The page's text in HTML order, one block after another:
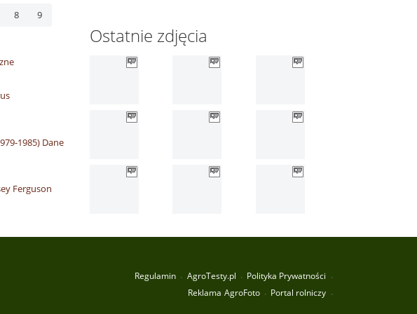
8 9
1985) Dane
Ferguson
Ostatnie zdjęcia
Polityka Prywatności
AgroTesty.pl
Regulamin
Portal rolniczy
AgroFoto
Reklama